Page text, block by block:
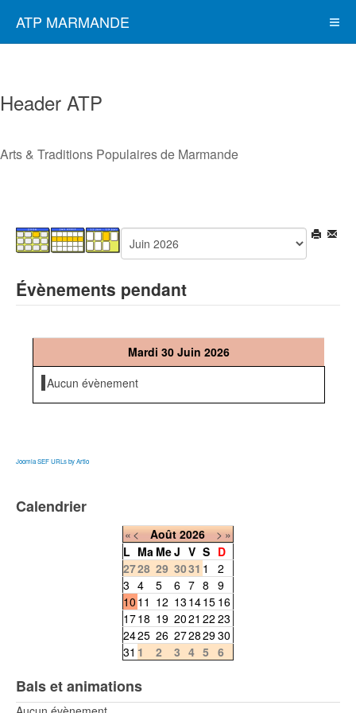
ATP MARMANDE
Header ATP
Arts & Traditions Populaires de Marmande
Évènements pendant
Mardi 30 Juin 2026
Aucun évènement
Joomla SEF URLs by Artio
Calendrier
«< Août 2026 >»
L Ma MeJ V S D
2728 29 3031 1
2
3 4 5 6 7 8 9
10 11 12 13 1415 16
1718 19 2021 22 23
2425 26 27282930
31 1 2 3 4 5 6
Bals et animations